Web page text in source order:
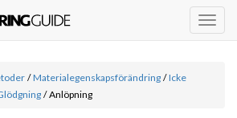
/ Materialegenskapsförändring / Icke
/ Anlöpning